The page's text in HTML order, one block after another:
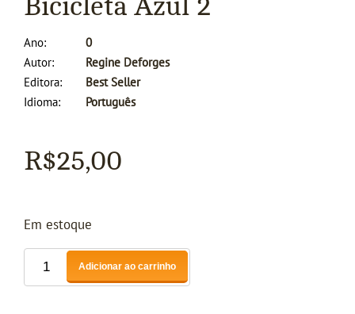
Bicicleta Azul 2
Ano
0
Autor
Regine Deforges
Editora
Best Seller
Idioma
Português
R$25,00
Em estoque
Adicionar ao carrinho